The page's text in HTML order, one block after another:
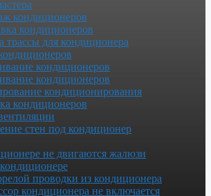
кондиционеров
кондиционеров
трассы для кондиционера
кондиционеров
кондиционеров
кондиционирования
кондиционеров
стен под кондиционер
не двигаются жалюзи
проводки из кондиционера
кондиционера не включается